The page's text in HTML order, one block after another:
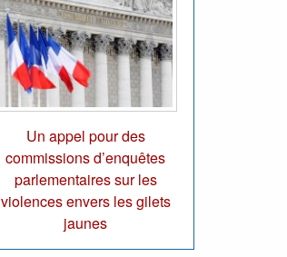
Un appel pour des
commissions d’enquêtes
parlementaires sur les
violences envers les gilets
jaunes